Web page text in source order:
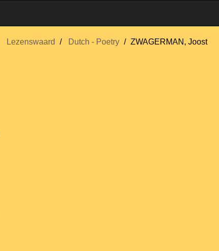
Lezenswaard Dutch - Poetry ZWAGERMAN, Joost